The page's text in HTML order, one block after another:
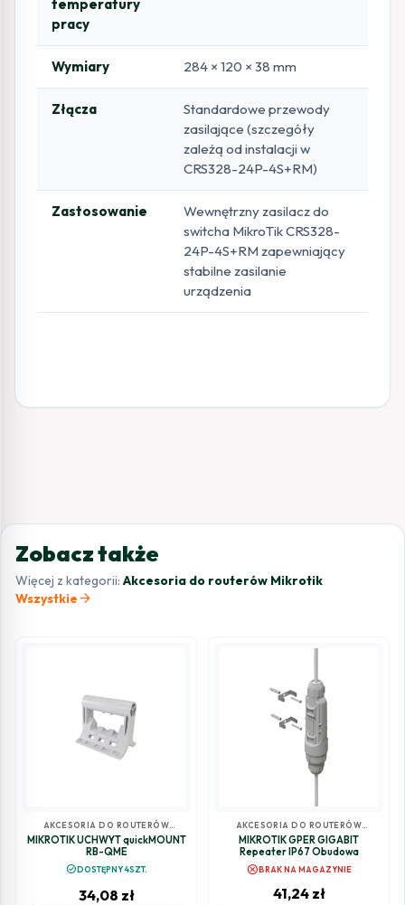
temperatury
pracy
Wymiary 284 × 120 × 38 mm
Złącza
Standardowe przewody
zasilające (szczegóły
zależą od instalacji w
CRS328-24P-4S+RM)
Zastosowanie
Wewnętrzny zasilacz do
switcha MikroTik CRS328-
24P-4S+RM zapewniający
stabilne zasilanie
urządzenia
Zobacz także
Więcej z kategorii: Akcesoria do routerów Mikrotik
Wszystkie arrow_forward
AKCESORIA DO ROUTERÓW
MIKROTIK
MIKROTIK UCHWYT quickMOUNT
RB-QME
check_circleDOSTĘPNY 4SZT.
34,08 zł
AKCESORIA DO ROUTERÓW
MIKROTIK
MIKROTIK GPER GIGABIT
Repeater IP67 Obudowa
cancelBRAK NA MAGAZYNIE
41,24 zł